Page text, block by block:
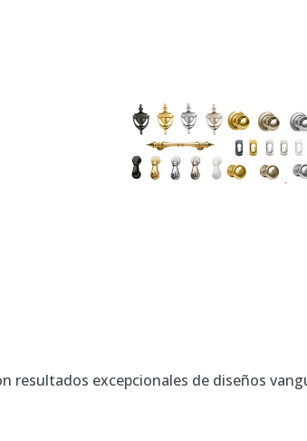
resultados excepcionales de diseños